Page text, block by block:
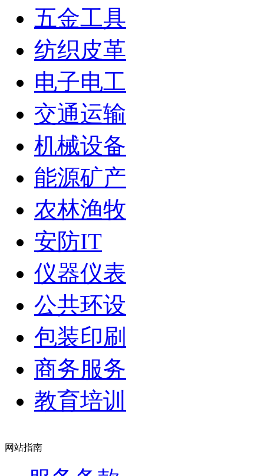
五金工具
纺织皮革
电子电工
交通运输
机械设备
能源矿产
农林渔牧
安防IT
仪器仪表
公共环设
包装印刷
商务服务
教育培训
网站指南